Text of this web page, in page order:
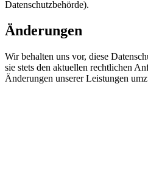
Datenschutzbehörde).
Änderungen
Wir behalten uns vor, diese
sie stets den aktuellen rechtlichen
Änderungen unserer Leistungen